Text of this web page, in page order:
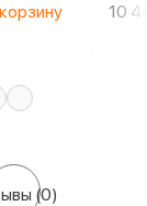
10
(0)